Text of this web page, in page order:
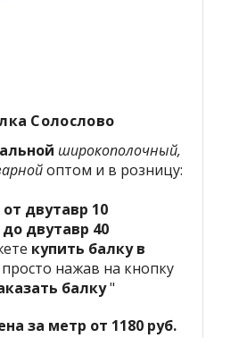
Солослово
широкополочный,
оптом и в розницу:
от двутавр 10
до двутавр 40
купить балку в
просто нажав на кнопку
балку"
за метр от 1180 руб.